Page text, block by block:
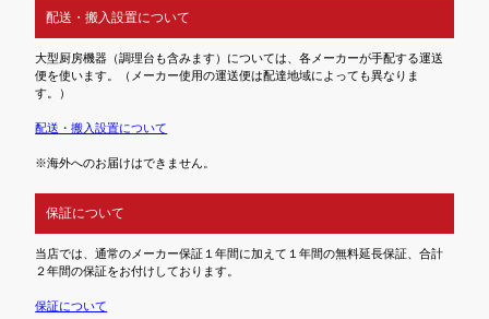
配送・搬入設置について
大型厨房機器（調理台も含みます）については、各メーカーが手配する運送
便を使います。（メーカー使用の運送便は配達地域によっても異なりま
す。）
配送・搬入設置について
※海外へのお届けはできません。
保証について
当店では、通常のメーカー保証１年間に加えて１年間の無料延長保証、合計
２年間の保証をお付けしております。
保証について